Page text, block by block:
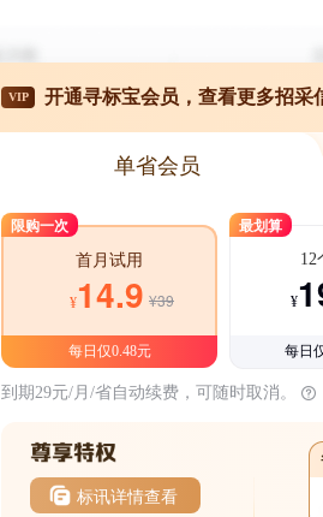
VIP 开通寻标宝会员，查看更多招采
单省会员
限购一次
首月试用
¥14.9 ¥39
每日仅0.48元
最划算
12
¥
每日
到期29元/月/省自动续费，可随时取消。
标讯详情查看